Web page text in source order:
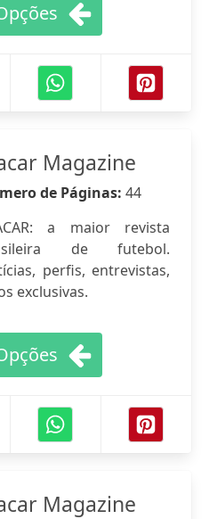
Magazine
de Páginas: 44
a maior revista
de futebol.
perfis, entrevistas,
exclusivas.
Magazine